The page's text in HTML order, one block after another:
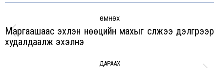
navigation
ӨМНӨХ
Previous
Маргаашаас эхлэн нөөцийн махыг сүлжээ дэлгүүрээр
худалдаалж эхэлнэ
ДАРААХ